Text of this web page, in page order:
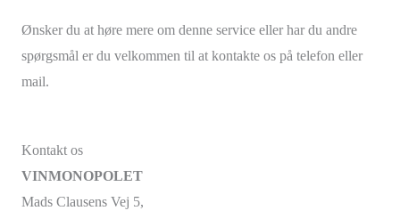
Ønsker du at høre mere om denne service eller har du andre
spørgsmål er du velkommen til at kontakte os på telefon eller
mail.
Kontakt os
VINMONOPOLET
Mads Clausens Vej 5,